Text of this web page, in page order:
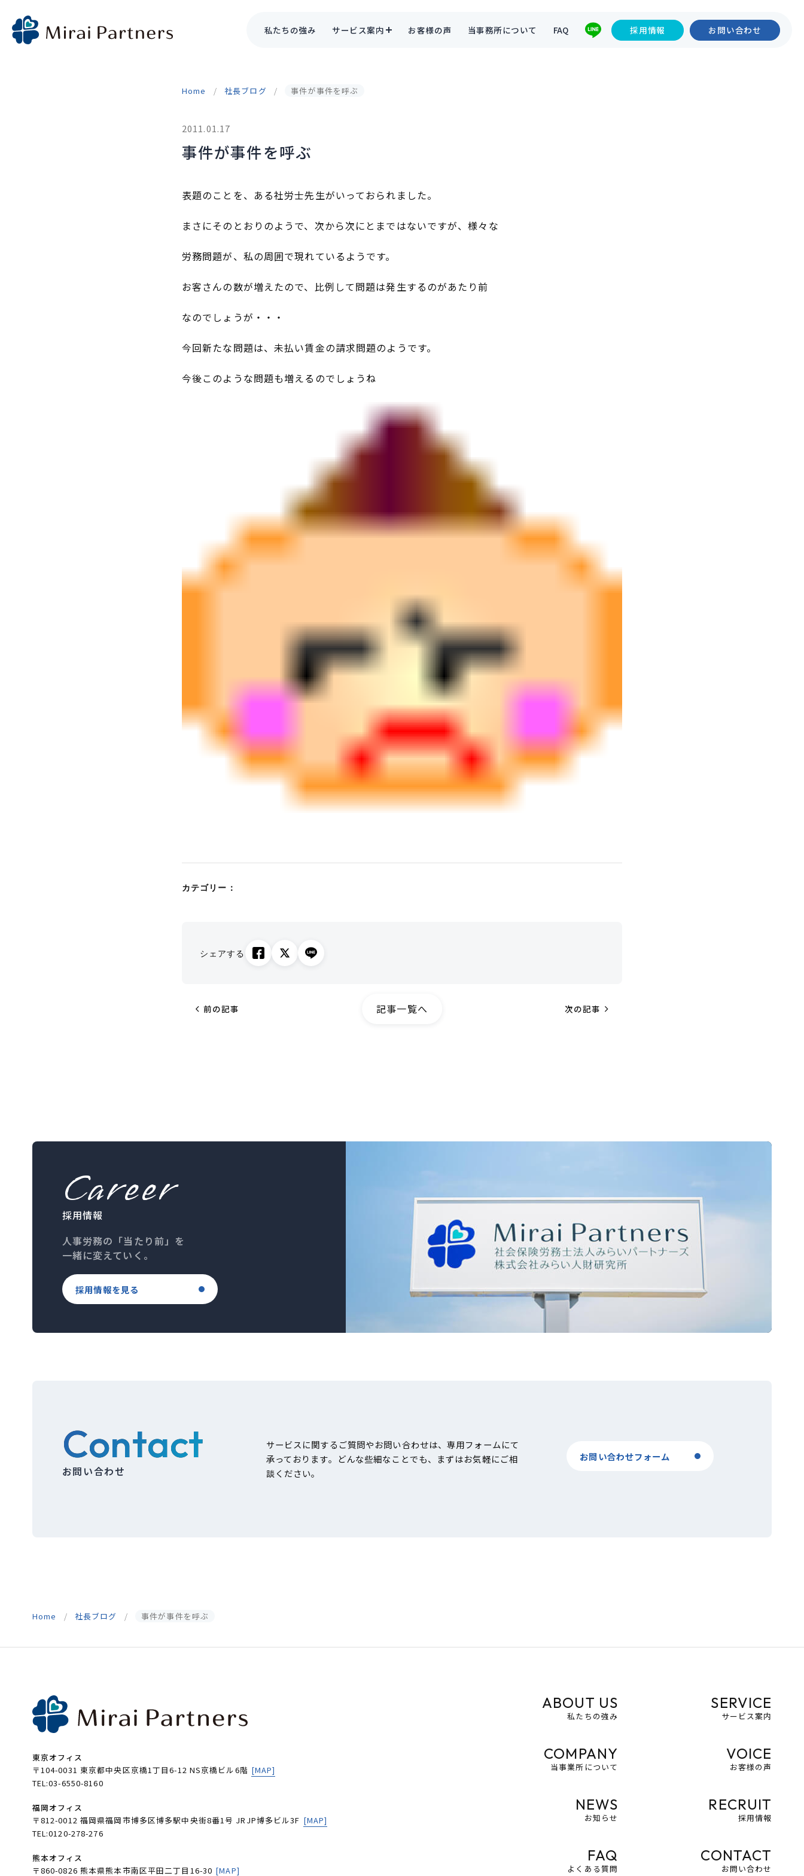
私たちの強み サービス案内 お客様の声 当事務所について FAQ 採用情報 お問い合わせ
Home 社長ブログ 事件が事件を呼ぶ
2011.01.17
事件が事件を呼ぶ
表題のことを、ある社労士先生がいっておられました。
まさにそのとおりのようで、次から次にとまではないですが、様々な
労務問題が、私の周囲で現れているようです。
お客さんの数が増えたので、比例して問題は発生するのがあたり前
なのでしょうが・・・
今回新たな問題は、未払い賃金の請求問題のようです。
今後このような問題も増えるのでしょうね
カテゴリー：
シェアする
chevron_left 前の記事 記事一覧へ 次の記事 navigate_next
Career
採用情報
人事労務の「当たり前」を
一緒に変えていく。
採用情報を見る
Contact
お問い合わせ
サービスに関するご質問やお問い合わせは、専用フォームにて
承っております。どんな些細なことでも、まずはお気軽にご相
談ください。
お問い合わせフォーム
Home 社長ブログ 事件が事件を呼ぶ
東京オフィス
〒104-0031 東京都中央区京橋1丁目6-12 NS京橋ビル6階 [MAP]
TEL:03-6550-8160
福岡オフィス
〒812-0012 福岡県福岡市博多区博多駅中央街8番1号 JRJP博多ビル3F [MAP]
TEL:0120-278-276
熊本オフィス
〒860-0826 熊本県熊本市南区平田二丁目16-30 [MAP]
ABOUT US
私たちの強み
SERVICE
サービス案内
COMPANY
当事業所について
VOICE
お客様の声
NEWS
お知らせ
RECRUIT
採用情報
FAQ
よくある質問
CONTACT
お問い合わせ